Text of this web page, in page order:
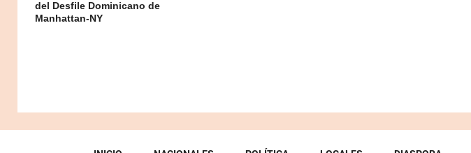
del Desfile Dominicano de
Manhattan-NY